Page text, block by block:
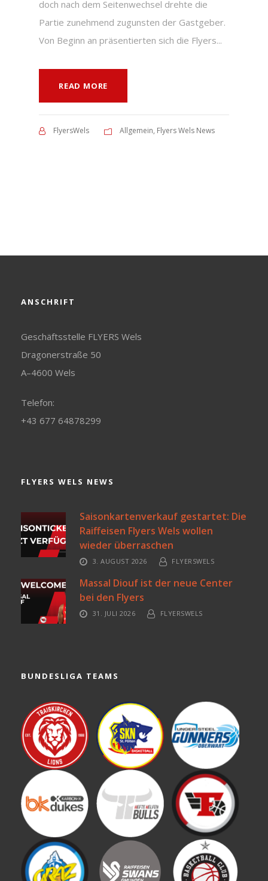
doch nach dem Seitenwechsel drehte die
Partie zunehmend zugunsten der Gastgeber.
Von Beginn an präsentierten sich die Flyers...
READ MORE
FlyersWels Allgemein, Flyers Wels News
ANSCHRIFT
Geschäftsstelle FLYERS Wels
Dragonerstraße 50
A–4600 Wels
Telefon:
+43 677 64878299
FLYERS WELS NEWS
Saisonkartenverkauf gestartet: Die
Raiffeisen Flyers Wels wollen
wieder überraschen
3. AUGUST 2026 FLYERSWELS
Massal Diouf ist der neue Center
bei den Flyers
31. JULI 2026 FLYERSWELS
BUNDESLIGA TEAMS